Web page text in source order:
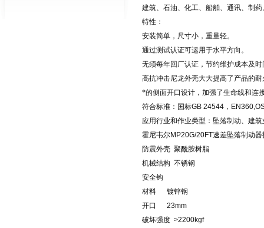
建筑、石油、化工、船舶、通讯、制
特性：
安装简单，尺寸小，重量轻。
通过测试认证可运用于水平方向。
无须每年回厂认证，节约维护成本及
高抗冲击尼龙外壳大大提高了产品的耐
*的侧面开口设计，加强了生命线和连
符合标准：国标GB 24544 ，
应用行业和作业类型：坠落制动、建
霍尼韦尔MP20G/20FT速差坠落制动器
防震外壳 聚酰胺树脂
机械结构 不锈钢
安全钩
材料
镀锌钢
开口
23mm
破坏强度 >2200kgf